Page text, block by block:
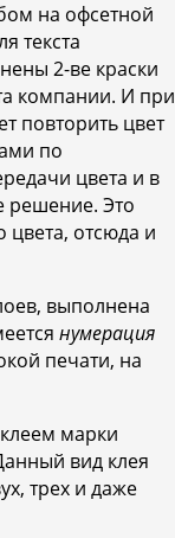
на офсетной
текста
2-ве краски
компании. И при
повторить цвет
по
цвета и в
решение. Это
цвета, отсюда и
выполнена
нумерация
печати, на
марки
вид клея
трех и даже